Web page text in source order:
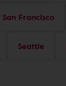
San Francisco
Seattle